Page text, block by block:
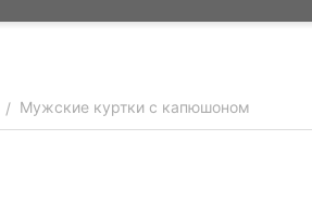
/ Мужские куртки с капюшоном